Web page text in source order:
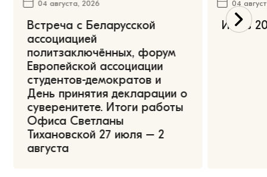
04 августа, 2026
Встреча с Беларусской
ассоциацией
политзаключённых, форум
Европейской ассоциации
студентов-демократов и
День принятия декларации о
суверенитете. Итоги работы
Офиса Светланы
Тихановской 27 июля – 2
августа
04
Июль